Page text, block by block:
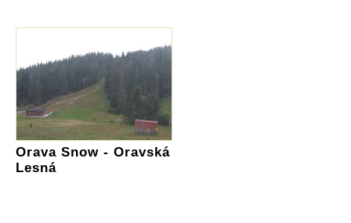
Orava Snow - Oravská
Lesná